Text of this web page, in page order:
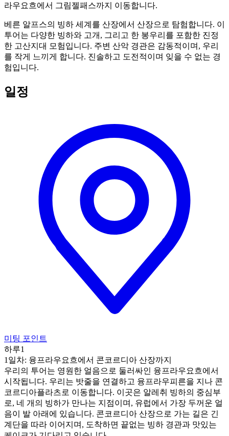
라우요흐에서 그림젤패스까지 이동합니다.
베른 알프스의 빙하 세계를 산장에서 산장으로 탐험합니다. 이
투어는 다양한 빙하와 고개, 그리고 한 봉우리를 포함한 진정
한 고산지대 모험입니다. 주변 산악 경관은 감동적이며, 우리
를 작게 느끼게 합니다. 진솔하고 도전적이며 잊을 수 없는 경
험입니다.
일정
미팅 포인트
하루1
1일차: 융프라우요흐에서 콘코르디아 산장까지
우리의 투어는 영원한 얼음으로 둘러싸인 융프라우요흐에서
시작됩니다. 우리는 밧줄을 연결하고 융프라우피른을 지나 콘
코르디아플라츠로 이동합니다. 이곳은 알레취 빙하의 중심부
로, 네 개의 빙하가 만나는 지점이며, 유럽에서 가장 두꺼운 얼
음이 발 아래에 있습니다. 콘코르디아 산장으로 가는 길은 긴
계단을 따라 이어지며, 도착하면 끝없는 빙하 경관과 맛있는